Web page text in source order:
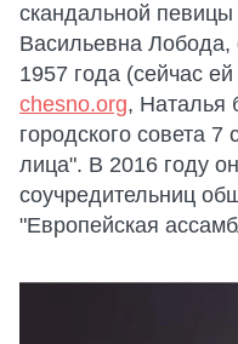
скандальной
Васильевна Лобода,
1957 года (сейчас
chesno.org, Наталья
городского совета
лица". В 2016 году
соучредительниц
"Европейская